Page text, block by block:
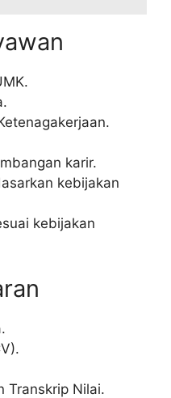
karir.
kebijakan
kebijakan
Transkrip Nilai.